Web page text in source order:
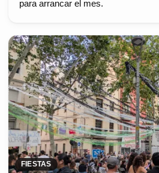
para arrancar el mes.
FIESTAS